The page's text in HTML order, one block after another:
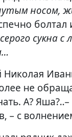
носом,
сукна
Николая
не
А?
– с